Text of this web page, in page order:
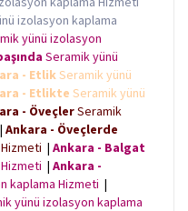
izolasyon kaplama
yünü izolasyon
Seramik yünü
- EtlikSeramik yünü
- Etlikte Seramik yünü
- ÖveçlerSeramik
| Ankara - Öveçlerde
| Ankara - Balgat
| Ankara -
kaplama Hizmeti |
yünü izolasyon kaplama